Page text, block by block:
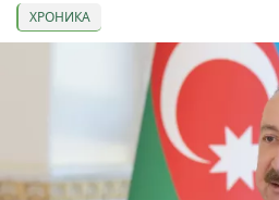
ХРОНИКА